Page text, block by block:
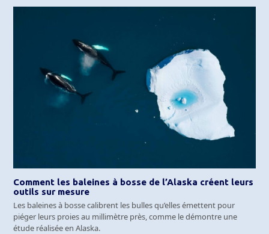
Comment les baleines à bosse de l’Alaska créent leurs
outils sur mesure
Les baleines à bosse calibrent les bulles qu’elles émettent pour
piéger leurs proies au millimètre près, comme le démontre une
étude réalisée en Alaska.